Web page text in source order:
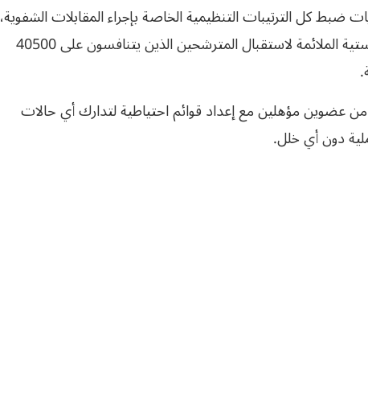
ضبط كل الترتيبات التنظيمية الخاصة بإجراء المقابلات الشفوية،
حيث حرصت على توفير الظروف اللوجستية الملائمة لاستقبال المترشحين الذين يتنافسون على 40500
من عضوين مؤهلين مع إعداد قوائم احتياطية لتدارك أي حالات
دون أي خلل.